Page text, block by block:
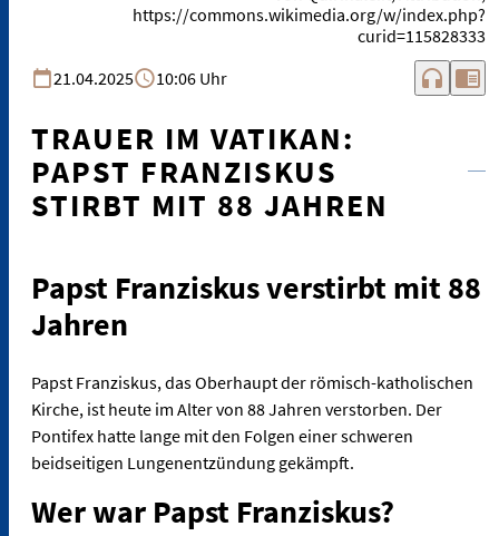
https://commons.wikimedia.org/w/index.php?
curid=115828333
21.04.2025
10:06 Uhr headphones chrome_reader_mode
TRAUER IM VATIKAN:
PAPST FRANZISKUS
STIRBT MIT 88 JAHREN
Papst Franziskus verstirbt mit 88
Jahren
Papst Franziskus, das Oberhaupt der römisch-katholischen
Kirche, ist heute im Alter von 88 Jahren verstorben. Der
Pontifex hatte lange mit den Folgen einer schweren
beidseitigen Lungenentzündung gekämpft.
Wer war Papst Franziskus?